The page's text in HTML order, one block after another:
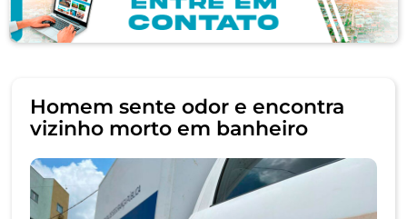
Homem sente odor e encontra
vizinho morto em banheiro